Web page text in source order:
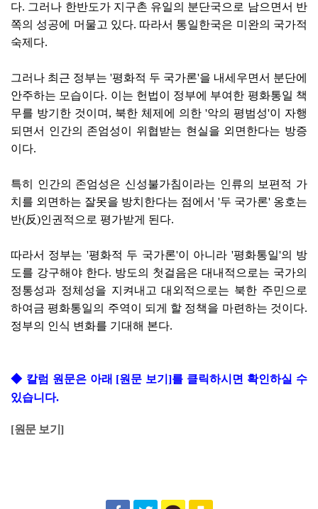
다. 그러나 한반도가 지구촌 유일의 분단국으로 남으면서 반
쪽의 성공에 머물고 있다. 따라서 통일한국은 미완의 국가적
숙제다.
그러나 최근 정부는 '평화적 두 국가론'을 내세우면서 분단에
안주하는 모습이다. 이는 헌법이 정부에 부여한 평화통일 책
무를 방기한 것이며, 북한 체제에 의한 '악의 평범성'이 자행
되면서 인간의 존엄성이 위협받는 현실을 외면한다는 방증
이다.
특히 인간의 존엄성은 신성불가침이라는 인류의 보편적 가
치를 외면하는 잘못을 방치한다는 점에서 '두 국가론' 옹호는
반(反)인권적으로 평가받게 된다.
따라서 정부는 '평화적 두 국가론'이 아니라 '평화통일'의 방
도를 강구해야 한다. 방도의 첫걸음은 대내적으로는 국가의
정통성과 정체성을 지켜내고 대외적으로는 북한 주민으로
하여금 평화통일의 주역이 되게 할 정책을 마련하는 것이다.
정부의 인식 변화를 기대해 본다.
◆ 칼럼 원문은 아래 [원문 보기]를 클릭하시면 확인하실 수
있습니다.
[원문 보기]